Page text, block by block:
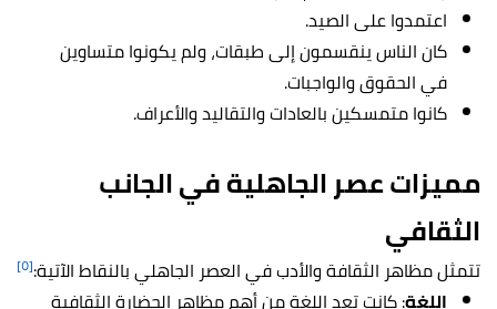
اعتمدوا على الصيد.
كان الناس ينقسمون إلى طبقات، ولم يكونوا متساوين
في الحقوق والواجبات.
كانوا متمسكين بالعادات والتقاليد والأعراف.
مميزات عصر الجاهلية في الجانب
الثقافي
تتمثل مظاهر الثقافة والأدب في العصر الجاهلي بالنقاط الآتية:[٥]
اللغة: كانت تعد اللغة من أهم مظاهر الحضارة الثقافية